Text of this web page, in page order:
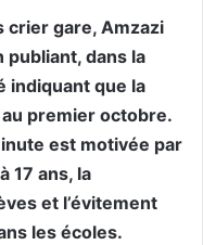
crier gare, Amzazi
dans la
indiquant que la
premier octobre.
est motivée par
17 ans, la
et l’évitement
les écoles.